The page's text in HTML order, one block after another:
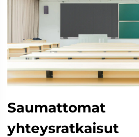
Saumattomat
yhteysratkaisut